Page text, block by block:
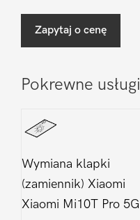
Zapytaj o cenę
Pokrewne usługi
Wymiana klapki
(zamiennik) Xiaomi
Xiaomi Mi10T Pro 5G